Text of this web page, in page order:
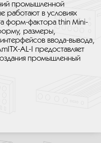
промышленной
работают в условиях
форм-фактора thin Mini-
размеры,
ввода-вывода,
AL-I предоставляет
промышленный